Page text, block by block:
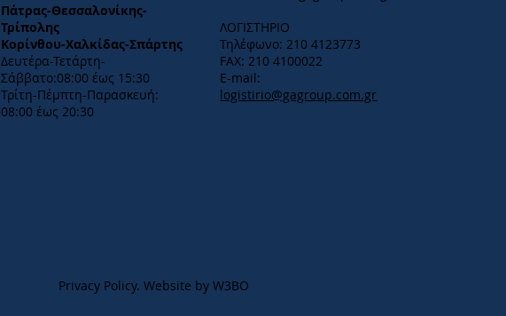
ΛΟΓΙΣΤΗΡΙΟ
Τηλέφωνο: 210 4123773
FAX: 210 4100022
E-mail:
logistirio@gagroup.com.gr
Πάτρας-Θεσσαλονίκης-
Τρίπολης
Κορίνθου-Χαλκίδας-Σπάρτης
Δευτέρα-Τετάρτη-​
Σάββατο:08:00 έως 15:30​
Τρίτη-Πέμπτη-Παρασκευή:
08:00 έως 20:30
Privacy Policy.Website by W3BO